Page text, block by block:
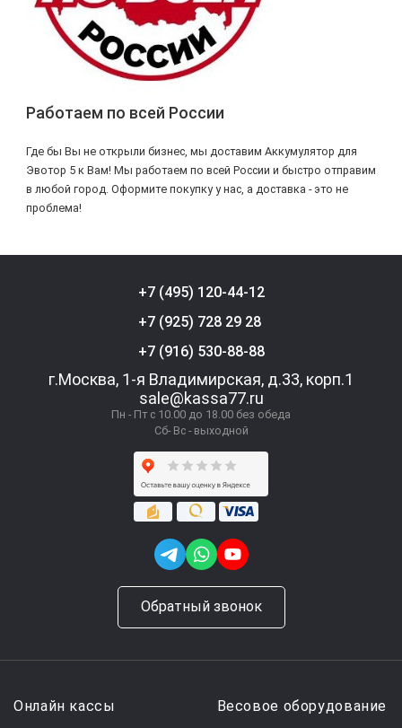
Работаем по всей России
Где бы Вы не открыли бизнес, мы доставим Аккумулятор для
Эвотор 5 к Вам! Мы работаем по всей России и быстро отправим
в любой город. Оформите покупку у нас, а доставка - это не
проблема!
+7 (495) 120-44-12
+7 (925) 728 29 28
+7 (916) 530-88-88
г.Москва, 1-я Владимирская, д.33, корп.1
sale@kassa77.ru
Пн - Пт с 10.00 до 18.00 без обеда
Сб- Вс - выходной
Обратный звонок
Онлайн кассы Весовое оборудование